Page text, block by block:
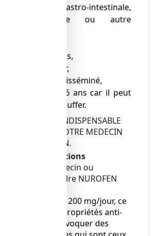
gastro-intestinale,
cérébrale ou autre
grave des reins,
grave du cœur,
érythémateux disséminé,
de moins de 6 ans car il peut
de travers et s'étouffer.
DOUTE, IL EST INDISPENSABLE
L'AVIS DE VOTRE MEDECIN
PHARMACIEN.
et précautions
vous à votre médecin ou
avant de prendre NUROFEN
supérieure à 1200 mg/jour, ce
possède des propriétés anti-
et peut provoquer des